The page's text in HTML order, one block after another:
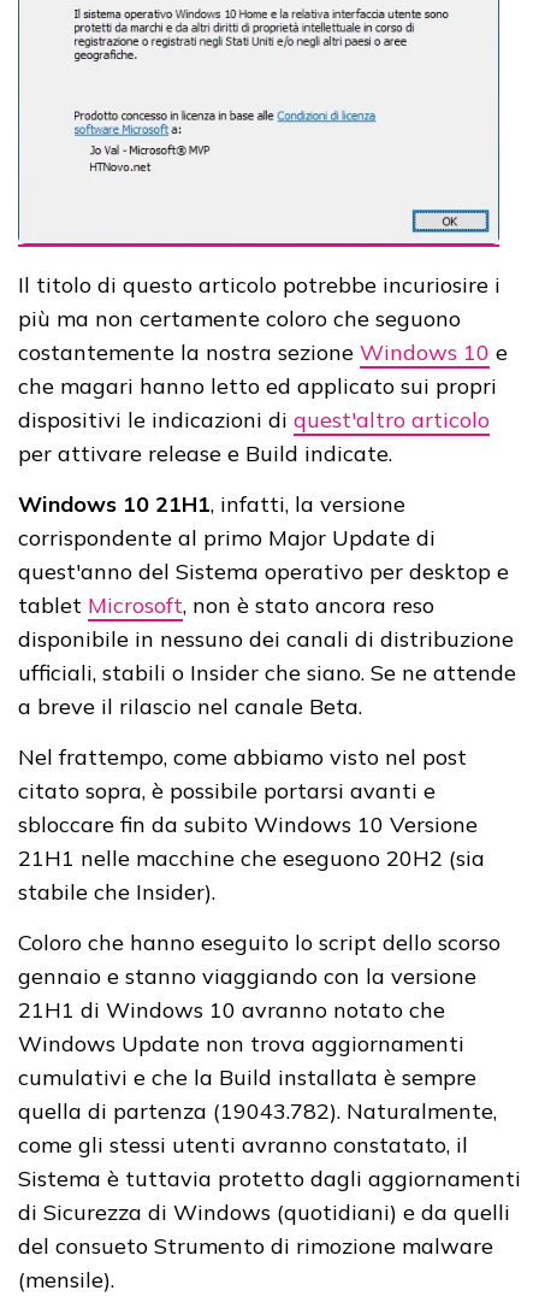
Il titolo di questo articolo potrebbe incuriosire i
più ma non certamente coloro che seguono
costantemente la nostra sezione Windows 10 e
che magari hanno letto ed applicato sui propri
dispositivi le indicazioni di quest'altro articolo
per attivare release e Build indicate.
Windows 10 21H1, infatti, la versione
corrispondente al primo Major Update di
quest'anno del Sistema operativo per desktop e
tablet Microsoft, non è stato ancora reso
disponibile in nessuno dei canali di distribuzione
ufficiali, stabili o Insider che siano. Se ne attende
a breve il rilascio nel canale Beta.
Nel frattempo, come abbiamo visto nel post
citato sopra, è possibile portarsi avanti e
sbloccare fin da subito Windows 10 Versione
21H1 nelle macchine che eseguono 20H2 (sia
stabile che Insider).
Coloro che hanno eseguito lo script dello scorso
gennaio e stanno viaggiando con la versione
21H1 di Windows 10 avranno notato che
Windows Update non trova aggiornamenti
cumulativi e che la Build installata è sempre
quella di partenza (19043.782). Naturalmente,
come gli stessi utenti avranno constatato, il
Sistema è tuttavia protetto dagli aggiornamenti
di Sicurezza di Windows (quotidiani) e da quelli
del consueto Strumento di rimozione malware
(mensile).